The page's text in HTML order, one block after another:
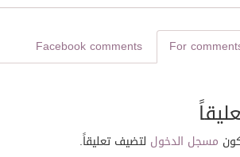
For
Facebook comments
مسجل الدخول لتضيف تعليقاً.